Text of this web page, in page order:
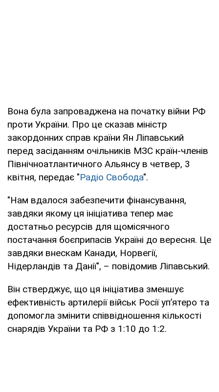
Вона була запроваджена на початку війни РФ
проти України. Про це сказав міністр
закордонних справ країни Ян Ліпавський
перед засіданням очільників МЗС країн-членів
Північноатлантичного Альянсу в четвер, 3
квітня, передає "Радіо Свобода".
"Нам вдалося забезпечити фінансування,
завдяки якому ця ініціатива тепер має
достатньо ресурсів для щомісячного
постачання боєприпасів Україні до вересня. Це
завдяки внескам Канади, Норвегії,
Нідерландів та Данії", – повідомив Ліпавський.
Він стверджує, що ця ініціатива зменшує
ефективність артилерії військ Росії уп’ятеро та
допомогла змінити співвідношення кількості
снарядів України та РФ з 1:10 до 1:2.